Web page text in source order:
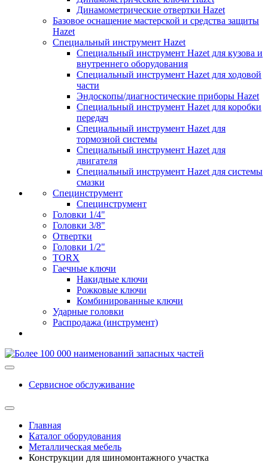
Динамометрические отвертки Hazet
Базовое оснащение мастерской и средства защиты
Hazet
Специальный инструмент Hazet
Специальный инструмент Hazet для кузова и
внутреннего оборудования
Специальный инструмент Hazet для ходовой
части
Эндоскопы/диагностические приборы Hazet
Специальный инструмент Hazet для коробки
передач
Специальный инструмент Hazet для
тормозной системы
Специальный инструмент Hazet для
двигателя
Специальный инструмент Hazet для системы
смазки
Специнструмент
Специнструмент
Головки 1/4"
Головки 3/8"
Отвертки
Головки 1/2"
TORX
Гаечные ключи
Накидные ключи
Рожковые ключи
Комбинированные ключи
Ударные головки
Распродажа (инструмент)
Сервисное обслуживание
Главная
Каталог оборудования
Металлическая мебель
Конструкции для шиномонтажного участка